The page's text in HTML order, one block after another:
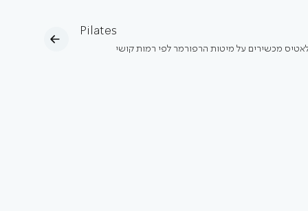
Pilates
מכשירים על מיטות הרפורמר לפי רמות קושי